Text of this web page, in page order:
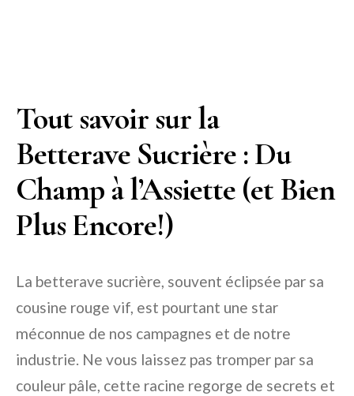
Tout savoir sur la
Betterave Sucrière : Du
Champ à l’Assiette (et Bien
Plus Encore!)
La betterave sucrière, souvent éclipsée par sa
cousine rouge vif, est pourtant une star
méconnue de nos campagnes et de notre
industrie. Ne vous laissez pas tromper par sa
couleur pâle, cette racine regorge de secrets et